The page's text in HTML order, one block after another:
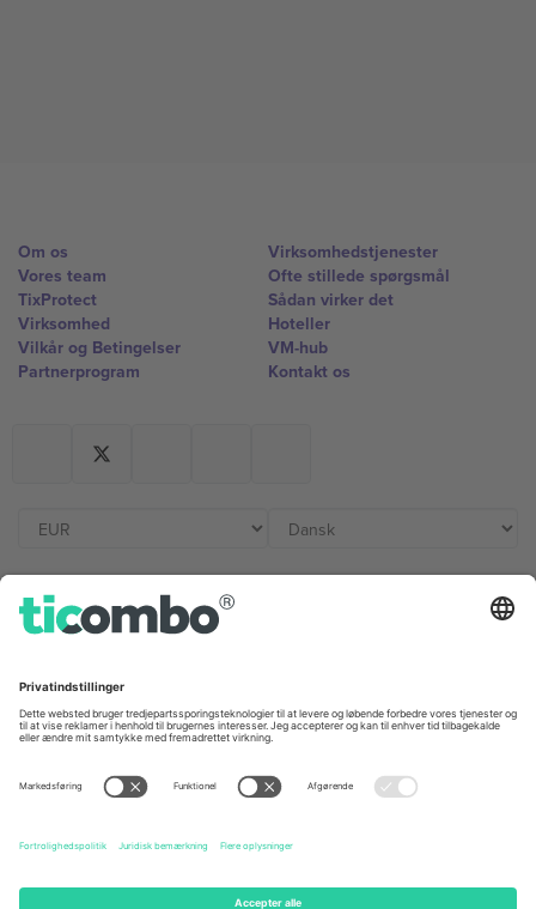
Om os
Vores team
TixProtect
Virksomhed
Vilkår og Betingelser
Partnerprogram
Virksomhedstjenester
Ofte stillede spørgsmål
Sådan virker det
Hoteller
VM-hub
Kontakt os
Kontorer og support
Unter den Linden 24, 10117
Berlin, Germany
London, EC1V 1AW, United
United States
131 Continental Dr, Suite 305,
States
Switzerland